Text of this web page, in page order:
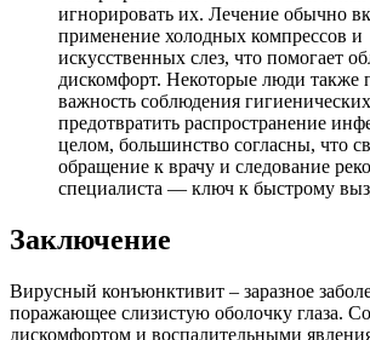
игнорировать их. Лечение обычно
применение холодных компрессов и
искусственных слез, что помогает
дискомфорт. Некоторые люди также
важность соблюдения
предотвратить распространение
целом, большинство согласны, что
обращение к врачу и следование
специалиста — ключ к быстрому
Заключение
Вирусный конъюнктивит – заразное
поражающее слизистую оболочку глаза.
дискомфортом и воспалительными